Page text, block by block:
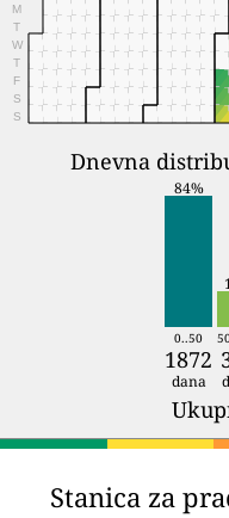
M
T
W
T
F
S
S
Dnevna
84%
0..50
1872
dana
Stanica za